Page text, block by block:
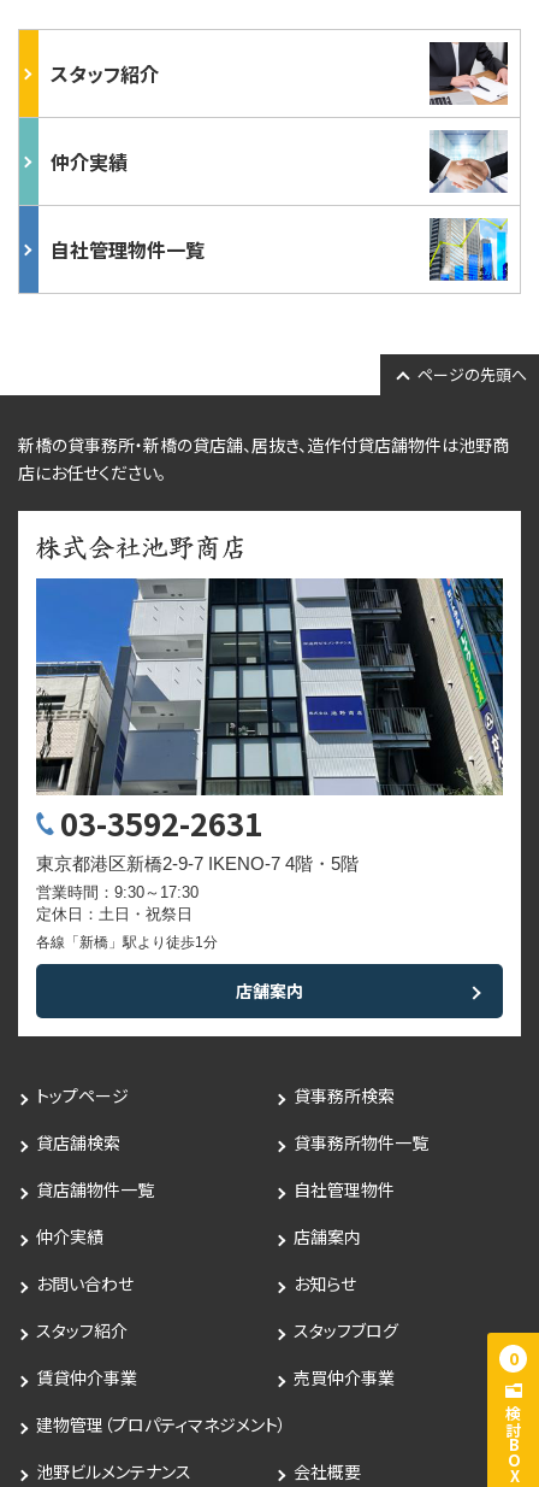
スタッフ紹介
仲介実績
自社管理物件一覧
ページの先頭へ
新橋の貸事務所・新橋の貸店舗、居抜き、造作付貸店舗物件は池野商
店にお任せください。
03-3592-2631
東京都港区新橋2-9-7 IKENO-7 4階・5階
営業時間：9:30～17:30
定休日：土日・祝祭日
各線「新橋」駅より徒歩1分
店舗案内
トップページ
貸事務所検索
貸店舗検索
貸事務所物件一覧
貸店舗物件一覧
自社管理物件
仲介実績
店舗案内
お問い合わせ
お知らせ
スタッフ紹介
スタッフブログ
賃貸仲介事業
売買仲介事業
建物管理（プロパティマネジメント）
池野ビルメンテナンス
会社概要
0
検討BOX